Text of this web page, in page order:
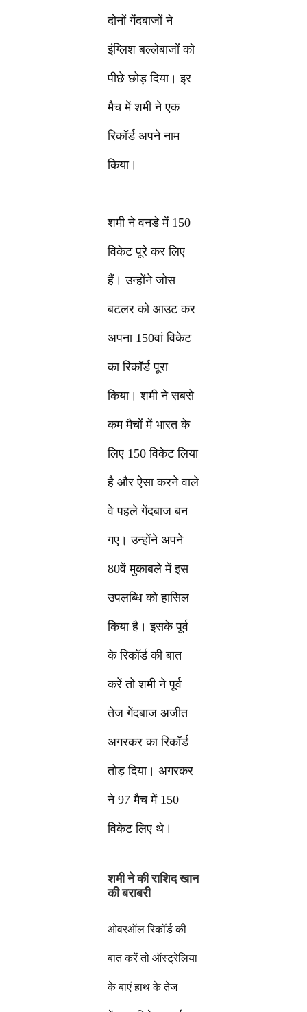
दोनों गेंदबाजों ने
इंग्लिश बल्लेबाजों को
पीछे छोड़ दिया। इर
मैच में शमी ने एक
रिकॉर्ड अपने नाम
किया।
शमी ने वनडे में 150
विकेट पूरे कर लिए
हैं। उन्होंने जोस
बटलर को आउट कर
अपना 150वां विकेट
का रिकॉर्ड पूरा
किया। शमी ने सबसे
कम मैचों में भारत के
लिए 150 विकेट लिया
है और ऐसा करने वाले
वे पहले गेंदबाज बन
गए। उन्होंने अपने
80वें मुकाबले में इस
उपलब्धि को हासिल
किया है। इसके पूर्व
के रिकॉर्ड की बात
करें तो शमी ने पूर्व
तेज गेंदबाज अजीत
अगरकर का रिकॉर्ड
तोड़ दिया। अगरकर
ने 97 मैच में 150
विकेट लिए थे।
शमी ने की राशिद खान
की बराबरी
ओवरऑल रिकॉर्ड की
बात करें तो ऑस्ट्रेलिया
के बाएं हाथ के तेज